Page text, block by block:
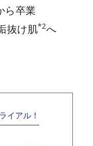
ら卒業
抜け肌*2へ
イアル！